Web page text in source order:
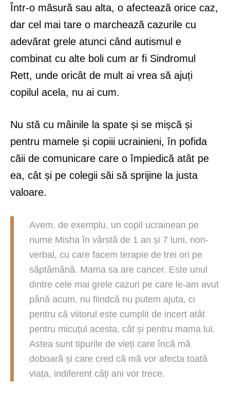
Într-o măsură sau alta, o afectează orice caz,
dar cel mai tare o marchează cazurile cu
adevărat grele atunci când autismul e
combinat cu alte boli cum ar fi Sindromul
Rett, unde oricât de mult ai vrea să ajuți
copilul acela, nu ai cum.
Nu stă cu mâinile la spate și se mișcă și
pentru mamele și copiii ucrainieni, în pofida
căii de comunicare care o împiedică atât pe
ea, cât și pe colegii săi să sprijine la justa
valoare.
Avem, de exemplu, un copil ucrainean pe
nume Misha în vârstă de 1 an și 7 luni, non-
verbal, cu care facem terapie de trei ori pe
săptămână. Mama sa are cancer. Este unul
dintre cele mai grele cazuri pe care le-am avut
până acum, nu fiindcă nu putem ajuta, ci
pentru că viitorul este cumplit de incert atât
pentru micuțul acesta, cât și pentru mama lui.
Astea sunt tipurile de vieți care încă mă
doboară și care cred că mă vor afecta toată
viața, indiferent câți ani vor trece.